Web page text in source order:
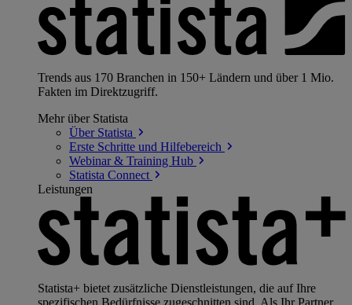
Trends aus 170 Branchen in 150+ Ländern und über 1 Mio.
Fakten im Direktzugriff.
Mehr über Statista
Über Statista
Erste Schritte und Hilfebereich
Webinar & Training Hub
Statista Connect
Leistungen
Statista+ bietet zusätzliche Dienstleistungen, die auf Ihre
spezifischen Bedürfnisse zugeschnitten sind. Als Ihr Partner